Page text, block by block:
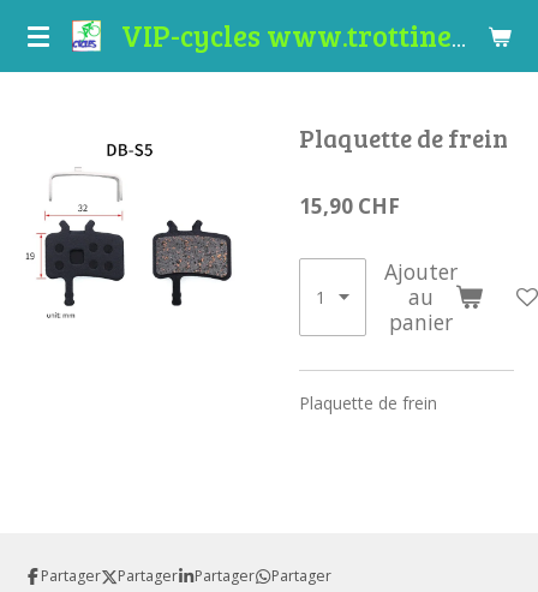
Passer
VIP-cycles www.trottinettes-valais.ch
Plaquette de frein
15,90 CHF
Ajouter
au
panier
Plaquette de frein
Partager Partager Partager Partager